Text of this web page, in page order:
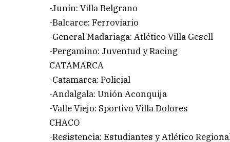
-Junín: Villa Belgrano
-Balcarce: Ferroviario
-General Madariaga: Atlético Villa Gesell
-Pergamino: Juventud y Racing
CATAMARCA
-Catamarca: Policial
-Andalgala: Unión Aconquija
-Valle Viejo: Sportivo Villa Dolores
CHACO
-Resistencia: Estudiantes y Atlético